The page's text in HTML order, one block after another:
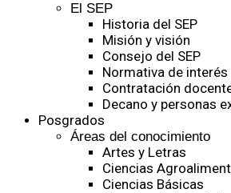
El SEP
Historia del SEP
Misión y visión
Consejo del SEP
Normativa de interés
Contratación
Decano y personas
Posgrados
Áreas del conocimiento
Artes y Letras
Ciencias
Ciencias Básicas